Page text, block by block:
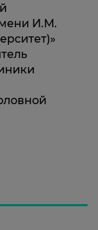
И.М.